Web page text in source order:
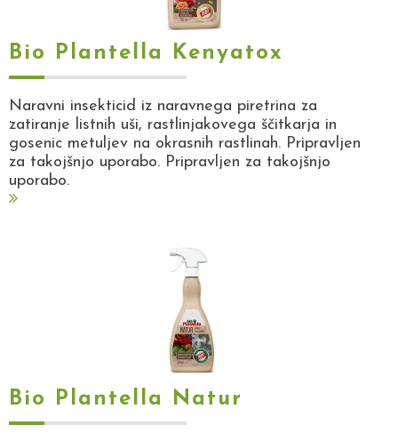
Bio Plantella Kenyatox
Naravni insekticid iz naravnega piretrina za
zatiranje listnih uši, rastlinjakovega ščitkarja in
gosenic metuljev na okrasnih rastlinah. Pripravljen
za takojšnjo uporabo. Pripravljen za takojšnjo
uporabo.
Bio Plantella Natur